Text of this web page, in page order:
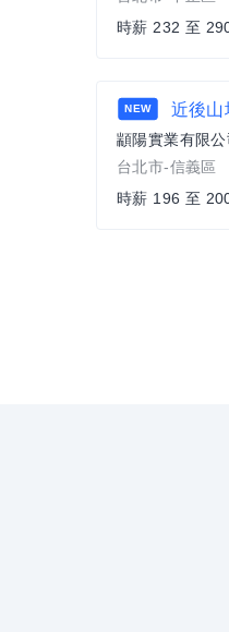
時薪 232 至
NEW 近後山
顓陽實業有限公
台北市-信義區
時薪 196 至